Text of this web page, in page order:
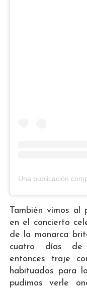
También vimos al
en el concierto
de la monarca
cuatro días de
entonces traje
habituados para
pudimos verle